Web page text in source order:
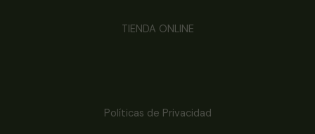
TIENDA ONLINE
Políticas de Privacidad